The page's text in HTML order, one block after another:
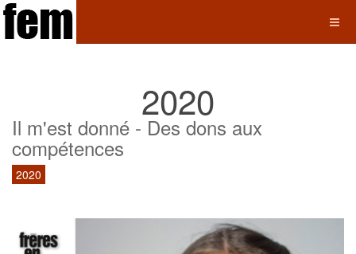
2020
Il m'est donné - Des dons aux
compétences
2020